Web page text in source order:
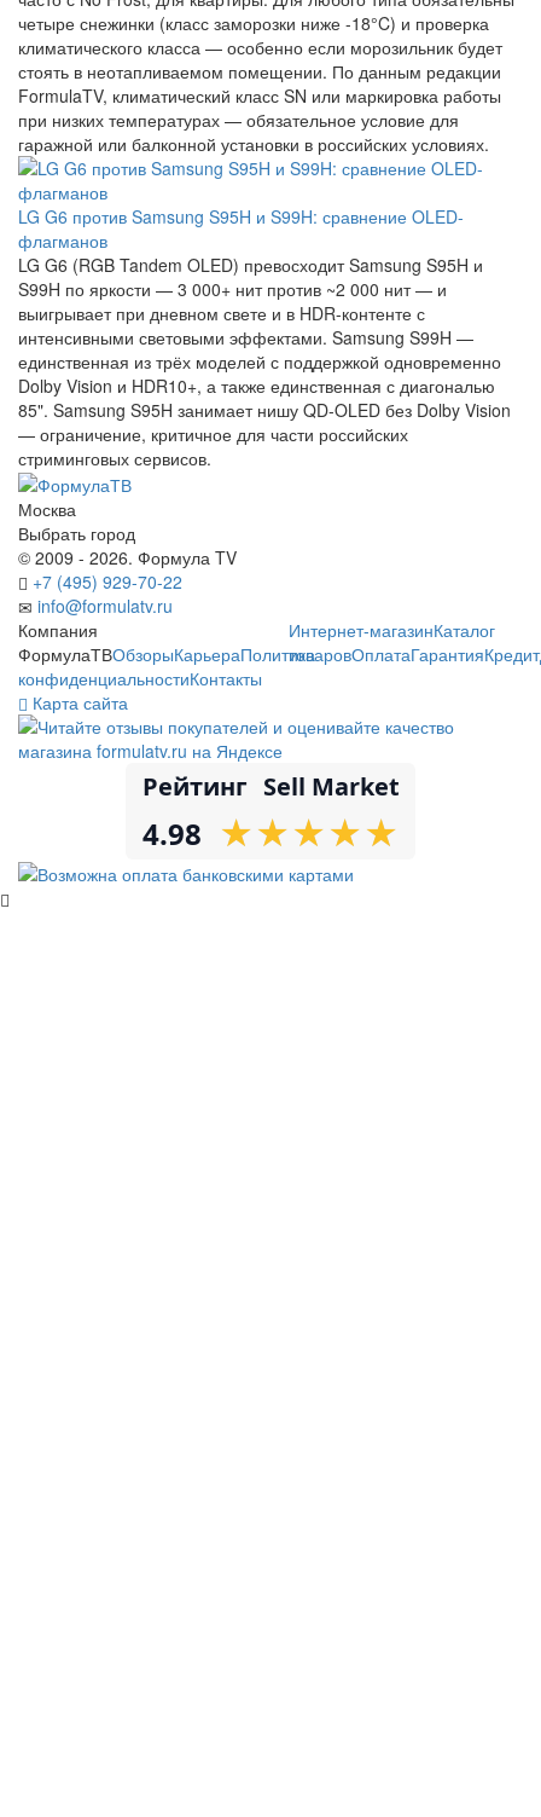
четыре снежинки (класс заморозки ниже -18°C) и проверка
климатического класса — особенно если морозильник будет
стоять в неотапливаемом помещении. По данным редакции
FormulaTV, климатический класс SN или маркировка работы
при низких температурах — обязательное условие для
гаражной или балконной установки в российских условиях.
LG G6 против Samsung S95H и S99H: сравнение OLED-
флагманов
LG G6 (RGB Tandem OLED) превосходит Samsung S95H и
S99H по яркости — 3 000+ нит против ~2 000 нит — и
выигрывает при дневном свете и в HDR-контенте с
интенсивными световыми эффектами. Samsung S99H —
единственная из трёх моделей с поддержкой одновременно
Dolby Vision и HDR10+, а также единственная с диагональю
85". Samsung S95H занимает нишу QD-OLED без Dolby Vision
— ограничение, критичное для части российских
стриминговых сервисов.
Москва
Выбрать город
© 2009 - 2026. Формула TV
+7 (495) 929-70-22
info@formulatv.ru
Компания
ФормулаТВОбзорыКарьераПолитика
конфиденциальностиКонтакты
Интернет-магазинКаталог
товаровОплатаГарантияКредит
Карта сайта
Рейтинг Sell Market
4.98 ★
★★
★★
★★
★★
★